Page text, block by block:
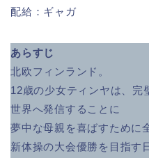
配給：ギャガ
あらすじ
北欧フィンランド。
12歳の少女ティンヤは、完
世界へ発信することに
夢中な母親を喜ばすために
新体操の大会優勝を目指す